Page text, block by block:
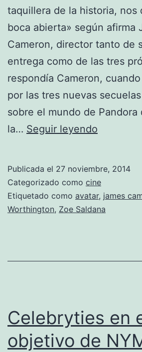
taquillera de la historia, nos
boca abierta» según afirma
Cameron, director tanto de
entrega como de las tres
respondía Cameron,
por las tres nuevas
sobre el mundo de Pandora
la… Seguir leyendo
Avatar
os
dejarán
abierta.
Publicada el 27 noviembre, 2014
Categorizado como cine
Etiquetado como avatar, james
Worthington, Zoe Saldana
Celebryties en
objetivo de